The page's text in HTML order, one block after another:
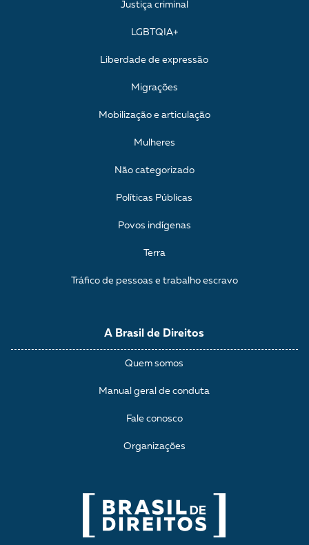
A Brasil de Direitos
Quem somos
Manual geral de conduta
Fale conosco
Organizações
Justiça criminal
LGBTQIA+
Liberdade de expressão
Migrações
Mobilização e articulação
Mulheres
Não categorizado
Políticas Públicas
Povos indígenas
Terra
Tráfico de pessoas e trabalho escravo